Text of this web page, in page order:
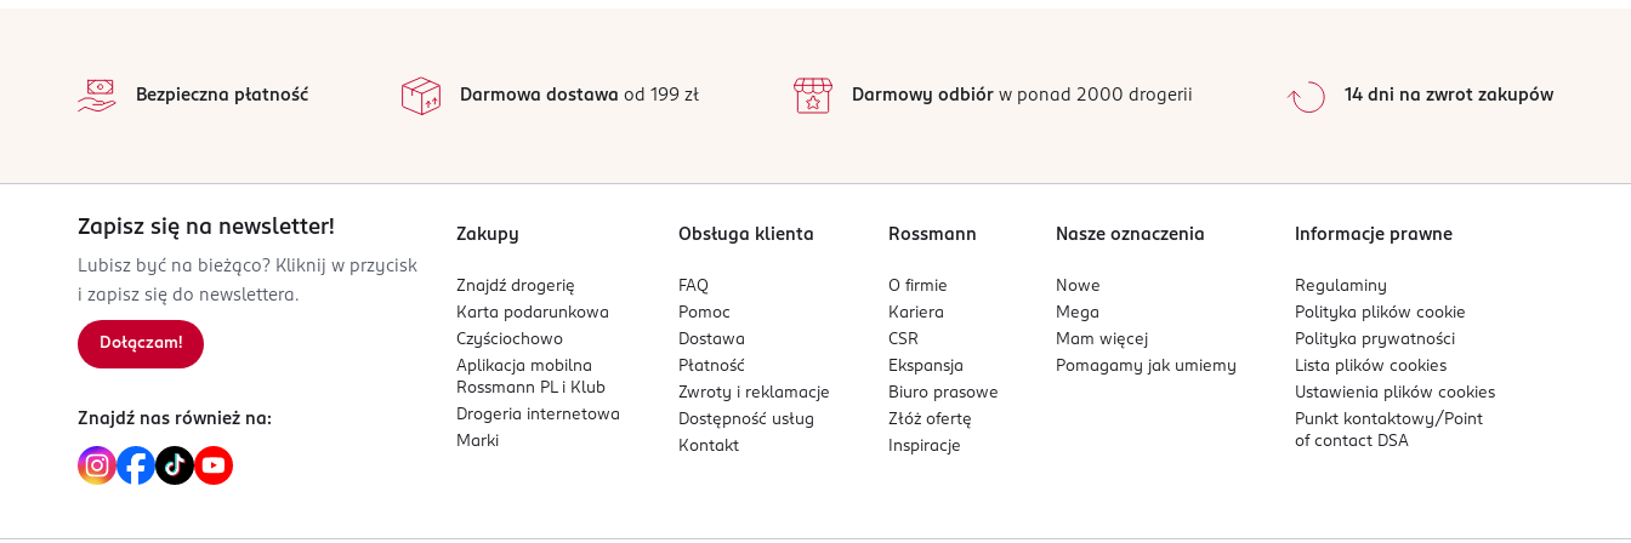
3 614220 954028
2
1
0%
Sortowanie wgdata: od najnowszej
Bezpieczna płatność Darmowa dostawa od 199 zł Darmowy odbiórw ponad 2000 drogerii 14 dni na zwrot zakupów
Zapisz się na newsletter!
Lubisz być na bieżąco? Kliknij w przycisk
i zapisz się do newslettera.
Dołączam!
Znajdź nas również na:
Zakupy
Znajdź drogerię
Karta podarunkowa
Czyściochowo
Aplikacja mobilna
Rossmann PL i Klub
Drogeria internetowa
Marki
Obsługa klienta
FAQ
Pomoc
Dostawa
Płatność
Zwroty i reklamacje
Dostępność usług
Kontakt
Rossmann
O firmie
Kariera
CSR
Ekspansja
Biuro prasowe
Złóż ofertę
Inspiracje
Nasze oznaczenia
Nowe
Mega
Mam więcej
Pomagamy jak umiemy
Informacje prawne
Regulaminy
Polityka plikówcookie
Polityka prywatności
Lista plikówcookies
Ustawienia plikówcookies
Punkt kontaktowy/ Point
of contact DSA